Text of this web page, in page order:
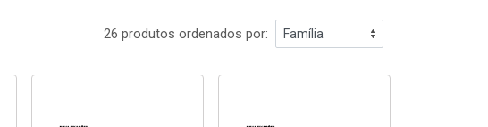
26 produtos ordenados por: